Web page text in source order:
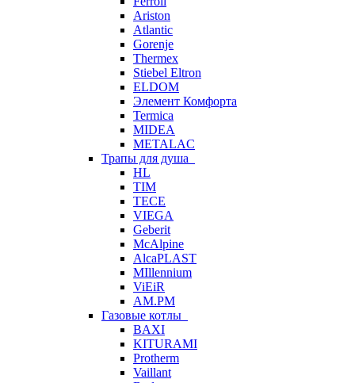
Ariston
Atlantic
Gorenje
Thermex
Stiebel Eltron
ELDOM
Элемент Комфорта
Termica
MIDEA
METALAC
Трапы для душа
HL
TIM
TECE
VIEGA
Geberit
McAlpine
AlcaPLAST
MIllennium
ViEiR
AM.PM
Газовые котлы
BAXI
KITURAMI
Protherm
Vaillant